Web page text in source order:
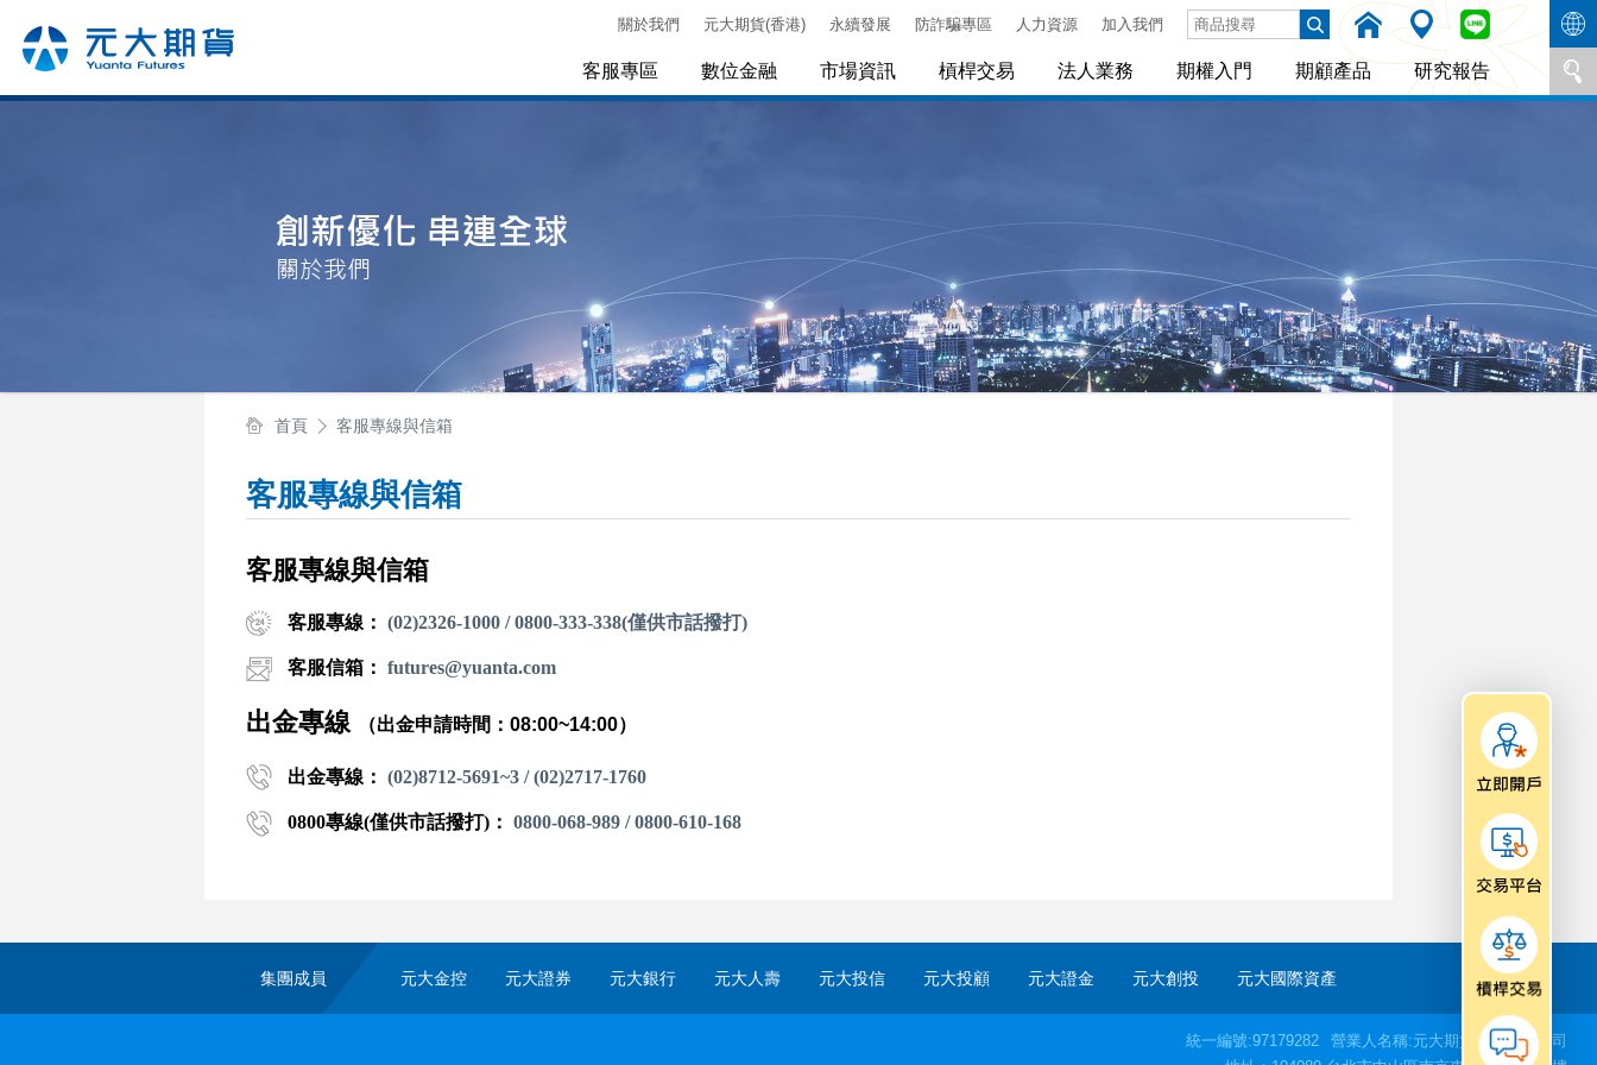
關於我們 元大期貨(香港) 永續發展 防詐騙專區 人力資源 加入我們
客服專區 數位金融 市場資訊 槓桿交易 法人業務 期權入門 期顧產品 研究報告
首頁 客服專線與信箱
客服專線與信箱
客服專線與信箱
客服專線： (02)2326-1000 / 0800-333-338(僅供市話撥打)
客服信箱： futures@yuanta.com
出金專線 （出金申請時間：08:00~14:00）
出金專線： (02)8712-5691~3 / (02)2717-1760
0800專線(僅供市話撥打)： 0800-068-989 / 0800-610-168
集團成員 元大金控 元大證券 元大銀行 元大人壽 元大投信 元大投顧 元大證金 元大創投 元大國際資產
營業人名稱:元大期貨股份有限公司
統一編號:97179282